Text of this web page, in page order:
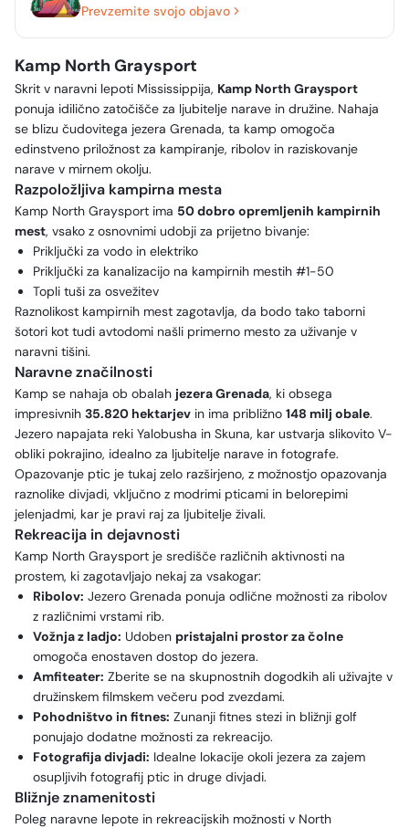
Prevzemite svojo objavo
Kamp North Graysport
Skrit v naravni lepoti Mississippija, Kamp North Graysport
ponuja idilično zatočišče za ljubitelje narave in družine. Nahaja
se blizu čudovitega jezera Grenada, ta kamp omogoča
edinstveno priložnost za kampiranje, ribolov in raziskovanje
narave v mirnem okolju.
Razpoložljiva kampirna mesta
Kamp North Graysport ima 50 dobro opremljenih kampirnih
mest, vsako z osnovnimi udobji za prijetno bivanje:
Priključki za vodo in elektriko
Priključki za kanalizacijo na kampirnih mestih #1-50
Topli tuši za osvežitev
Raznolikost kampirnih mest zagotavlja, da bodo tako taborni
šotori kot tudi avtodomi našli primerno mesto za uživanje v
naravni tišini.
Naravne značilnosti
Kamp se nahaja ob obalah jezera Grenada, ki obsega
impresivnih 35.820 hektarjev in ima približno 148 milj obale.
Jezero napajata reki Yalobusha in Skuna, kar ustvarja slikovito V-
obliki pokrajino, idealno za ljubitelje narave in fotografe.
Opazovanje ptic je tukaj zelo razširjeno, z možnostjo opazovanja
raznolike divjadi, vključno z modrimi pticami in belorepimi
jelenjadmi, kar je pravi raj za ljubitelje živali.
Rekreacija in dejavnosti
Kamp North Graysport je središče različnih aktivnosti na
prostem, ki zagotavljajo nekaj za vsakogar:
Ribolov: Jezero Grenada ponuja odlične možnosti za ribolov
z različnimi vrstami rib.
Vožnja z ladjo: Udoben pristajalni prostor za čolne
omogoča enostaven dostop do jezera.
Amfiteater: Zberite se na skupnostnih dogodkih ali uživajte v
družinskem filmskem večeru pod zvezdami.
Pohodništvo in fitnes: Zunanji fitnes stezi in bližnji golf
ponujajo dodatne možnosti za rekreacijo.
Fotografija divjadi: Idealne lokacije okoli jezera za zajem
osupljivih fotografij ptic in druge divjadi.
Bližnje znamenitosti
Poleg naravne lepote in rekreacijskih možnosti v North